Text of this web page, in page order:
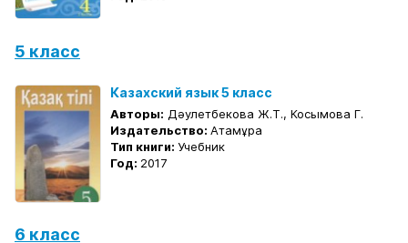
5 класс
Казахский язык 5 класс
Авторы: Дәулетбекова Ж.Т., Косымова Г.
Издательство: Атамұра
Тип книги: Учебник
Год: 2017
6 класс